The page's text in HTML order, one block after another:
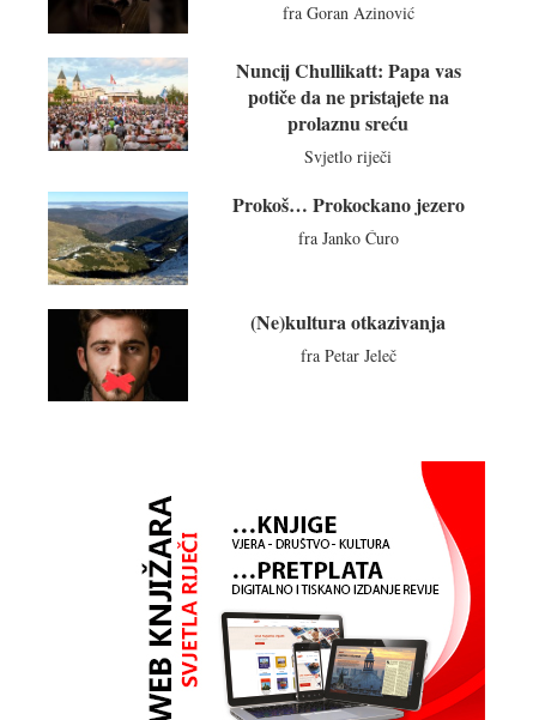
fra Goran Azinović
Nuncij Chullikatt: Papa vas
potiče da ne pristajete na
prolaznu sreću
Svjetlo riječi
Prokoš… Prokockano jezero
fra Janko Ćuro
(Ne)kultura otkazivanja
fra Petar Jeleč